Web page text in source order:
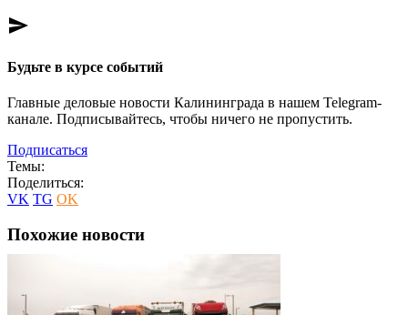
send
Будьте в курсе событий
Главные деловые новости Калининграда в нашем Telegram-
канале. Подписывайтесь, чтобы ничего не пропустить.
Подписаться
Темы:
Поделиться:
VK TG OK
Похожие новости